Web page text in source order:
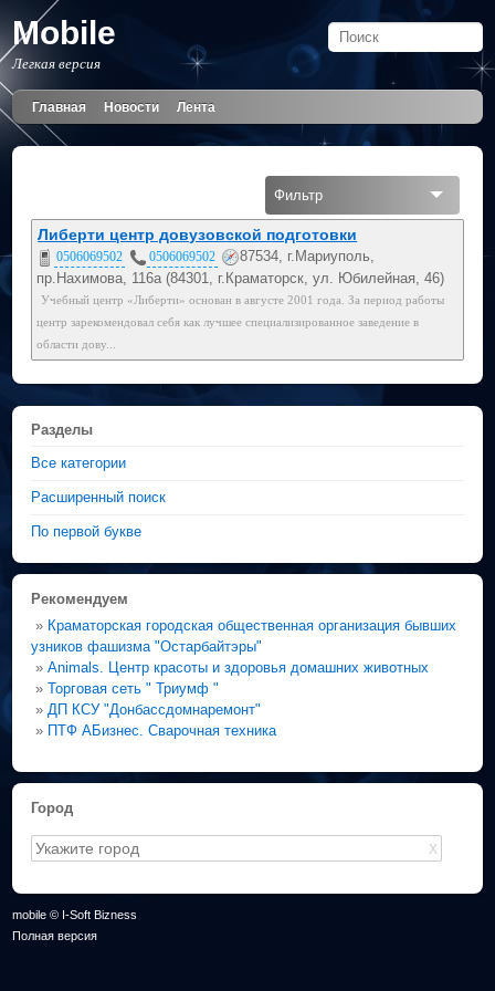
Mobile
Легкая версия
Главная Новости Лента
Фильтр
Мобильный
Либерти центр довузовской подготовки
0506069502 0506069502
87534, г.Мариуполь,
пр.Нахимова, 116а (84301, г.Краматорск, ул. Юбилейная, 46)
Учебный центр «Либерти» основан в августе 2001 года. За период работы
центр зарекомендовал себя как лучшее специализированное заведение в
области дову...
Разделы
Все категории
Расширенный поиск
По первой букве
Рекомендуем
» Краматорская городская общественная организация бывших
узников фашизма "Остарбайтэры"
»Animals. Центр красоты и здоровья домашних животных
»Торговая сеть " Триумф "
» ДП КСУ "Донбассдомнаремонт"
» ПТФ АБизнес. Сварочная техника
Город
X
mobile © I-Soft Bizness
Полная версия